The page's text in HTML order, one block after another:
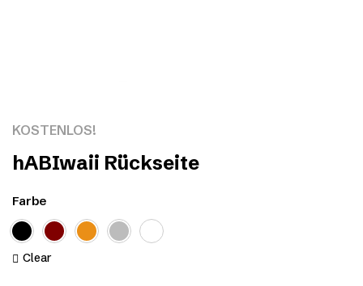
KOSTENLOS!
hABIwaii Rückseite
Farbe
Clear